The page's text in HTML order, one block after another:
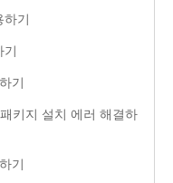
하기
기
기
키지 설치 에러 해결하
기